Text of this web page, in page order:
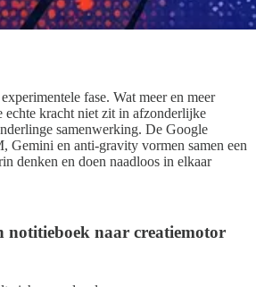
fase. Wat meer en meer
kracht niet zit in afzonderlijke
samenwerking. De Google
Gemini en anti-gravity vormen samen een
denken en doen naadloos in elkaar
naar creatiemotor